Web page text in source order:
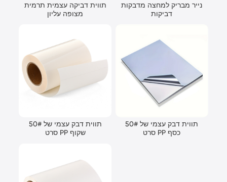
תווית דביקה עצמית תרמית
מצופה עליון
נייר מבריק למחצה מדבקות
דביקות
50# תווית דבק עצמי של
סרט PP שקוף
50# תווית דבק עצמי של
סרט PP כסף